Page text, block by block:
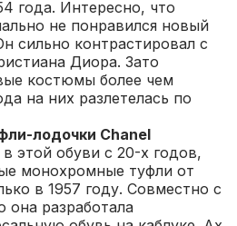
года. Интересно, что
не понравился новый
сильно контрастировал с
Диора. Зато
костюмы более чем
на них разлетелась по
лодочки Chanel
в этой обуви с 20-х годов,
монохромные туфли от
в 1957 году. Совместно с
разработала